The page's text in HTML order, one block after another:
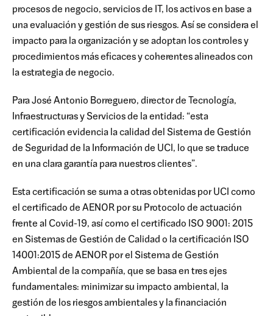
procesos de negocio, servicios de IT, los activos en base a
una evaluación y gestión de sus riesgos. Así se considera el
impacto para la organización y se adoptan los controles y
procedimientos más eficaces y coherentes alineados con
la estrategia de negocio.
Para José Antonio Borreguero, director de Tecnología,
Infraestructuras y Servicios de la entidad: “esta
certificación evidencia la calidad del Sistema de Gestión
de Seguridad de la Información de UCI, lo que se traduce
en una clara garantía para nuestros clientes”.
Esta certificación se suma a otras obtenidas por UCI como
el certificado de AENOR por su Protocolo de actuación
frente al Covid-19, así como el certificado ISO 9001: 2015
en Sistemas de Gestión de Calidad o la certificación ISO
14001:2015 de AENOR por el Sistema de Gestión
Ambiental de la compañía, que se basa en tres ejes
fundamentales: minimizar su impacto ambiental, la
gestión de los riesgos ambientales y la financiación